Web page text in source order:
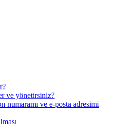
ve yönetirsiniz?
numaramı ve e-posta adresimi